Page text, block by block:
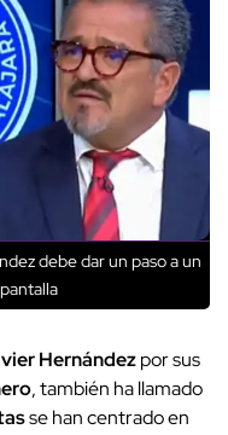
debe dar un paso a un
Hernándezpor sus
, también ha llamado
se han centrado en